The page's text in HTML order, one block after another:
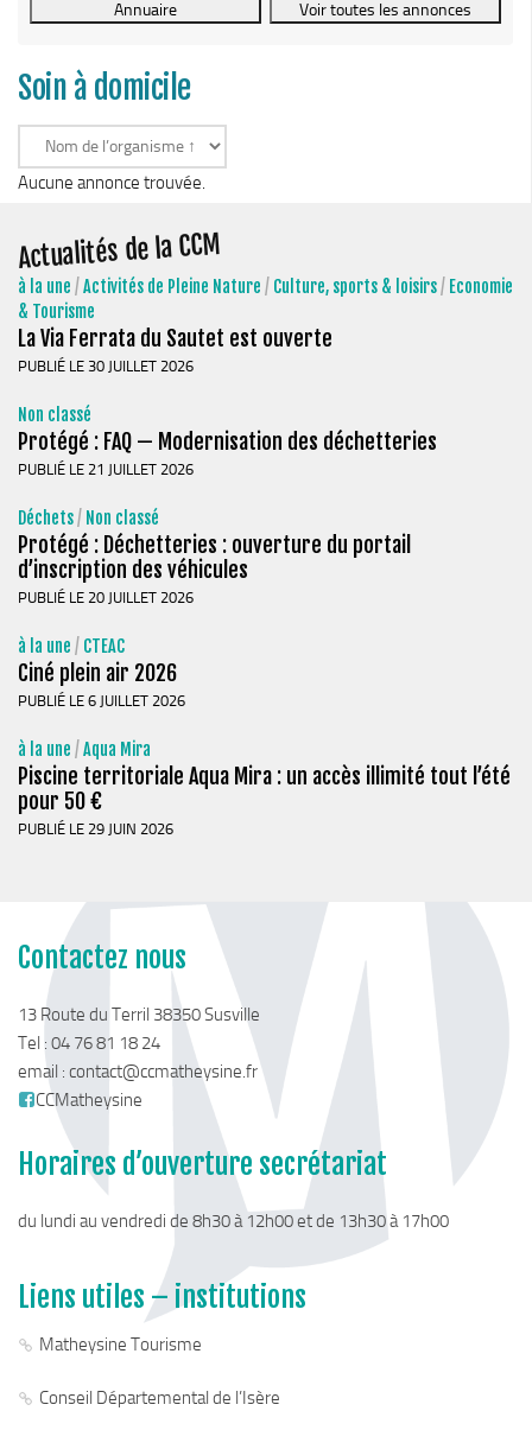
Le Conseil Communautaire
La CCM recrute
Publications
Economie & Tourisme
Développement économique
LEADER, aides européennes
Travaillez en Matheysine
Montagne, Agriculture & Forêt
Guide des producteurs
Stratégie forestière du massif sud Isère
Stratégie Foncière
Reconquête de terrains agricoles et installations
Projet Alimentaire Territorial
Urbanisme ADS (Autorisation des droits du sol)
Aménagements touristiques
Stratégie de développement touristique
Territoire Napoléon
Chemins de randonnée
Taxe de séjour & Tourisme
Enfance & Cohésion Sociale
Petite Enfance
Grandir en Matheysine
Soin à domicile
Aucune annonce trouvée.
Actualités de la CCM
à la une /Activités de Pleine Nature / Culture, sports & loisirs/ Economie
& Tourisme
La Via Ferrata du Sautet est ouverte
PUBLIÉ LE 30 JUILLET 2026
Non classé
Protégé : FAQ — Modernisation des déchetteries
PUBLIÉ LE 21 JUILLET 2026
Déchets/ Non classé
Protégé : Déchetteries : ouverture du portail
d’inscription des véhicules
PUBLIÉ LE 20 JUILLET 2026
à la une / CTEAC
Ciné plein air 2026
PUBLIÉ LE 6 JUILLET 2026
à la une /Aqua Mira
Piscine territoriale Aqua Mira : un accès illimité tout l’été
pour 50 €
PUBLIÉ LE 29 JUIN 2026
Contactez nous
13 Route du Terril 38350 Susville
Tel : 04 76 81 18 24
email : contact@ccmatheysine.fr
CCMatheysine
Horaires d’ouverture secrétariat
du lundi au vendredi de 8h30 à 12h00 et de 13h30 à 17h00
Liens utiles – institutions
Matheysine Tourisme
Conseil Départemental de l’Isère